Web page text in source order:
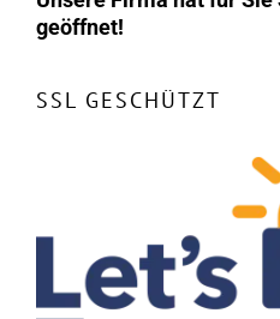
geöffnet!
SSL GESCHÜTZT